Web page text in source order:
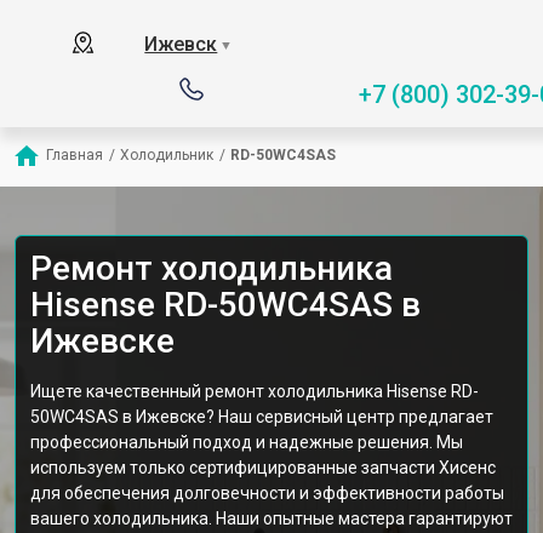
Ижевск ▼
+7 (800) 302-
Главная / Холодильник / RD-50WС4SAS
Ремонт холодильника
Hisense RD-50WС4SAS в
Ижевске
Ищете качественный ремонт холодильника Hisense RD-
50WС4SAS в Ижевске? Наш сервисный центр предлагает
профессиональный подход и надежные решения. Мы
используем только сертифицированные запчасти Хисенс
для обеспечения долговечности и эффективности работы
вашего холодильника. Наши опытные мастера гарантируют